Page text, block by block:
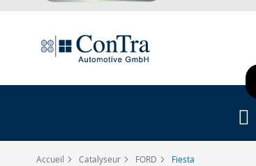
Accueil Catalyseur FORD Fiesta